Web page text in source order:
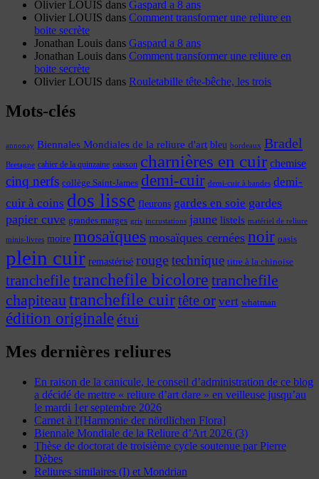
Olivier LOUIS dans Gaspard a 8 ans
Olivier LOUIS dans Comment transformer une reliure en
boite secrète
Jonathan Louis dans Gaspard a 8 ans
Jonathan Louis dans Comment transformer une reliure en
boite secrète
Olivier LOUIS dans Rouletabille tête-bêche, les trois
Mots-clés
annonay Biennales Mondiales de la reliure d'art bleu bordeaux Bradel
Bretagne cahier de la quinzaine caisson charnières en cuir chemise
cinq nerfs collège Saint-James demi-cuir demi-cuir à bandes demi-
cuir à coins dos lisse fleurons gardes en soie gardes
papier cuve grandes marges gris incrustations jaune listels matériel de reliure
minis-livres moire mosaïques mosaïques cernées noir oasis
plein cuir remastérisé rougetechnique titre à la chinoise
tranchefiletranchefile bicolore tranchefile
chapiteautranchefile cuirtête or vert whatman
édition originaleétui
Mes dernières reliures
En raison de la canicule, le conseil d’administration de ce blog
a décidé de mettre « reliure d’art dare » en veilleuse jusqu’au
le mardi 1er septembre 2026
Carnet à l'[Harmonie der nördlichen Flora]
Biennale Mondiale de la Reliure d’Art 2026 (3)
Thèse de doctorat de troisième cycle soutenue par Pierre
Dèbes
Reliures similaires (I) et Mondrian